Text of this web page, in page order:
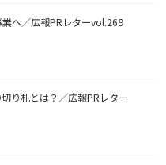
へ／広報PRレターvol.269
り札とは？／広報PRレター